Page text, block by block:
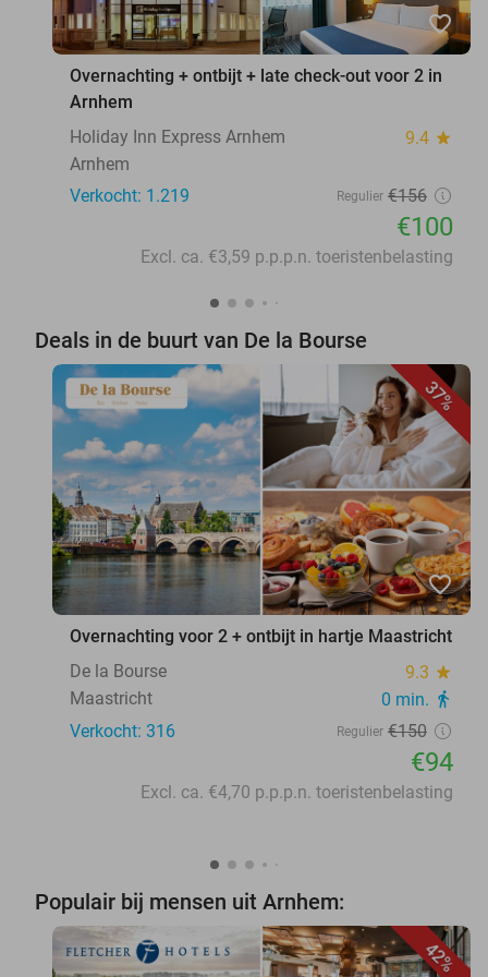
favorite_border
Overnachting + ontbijt + late check-out voor 2 in
Arnhem
Holiday Inn Express Arnhem
9.4 star
Arnhem
Verkocht: 1.219
Regulier €156
€100
Excl. ca. €3,59 p.p.p.n. toeristenbelasting
Deals in de buurt van De la Bourse
37%
favorite_border
Overnachting voor 2 + ontbijt in hartje Maastricht
De la Bourse
9.3 star
Maastricht 0 min. directions_walk
Verkocht: 316 Regulier €150
€94
Excl. ca. €4,70 p.p.p.n. toeristenbelasting
Populair bij mensen uit Arnhem:
42%